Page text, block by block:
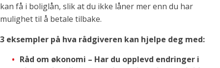
kan få i boliglån, slik at du ikke låner mer enn du har
mulighet til å betale tilbake.
3 eksempler på hva rådgiveren kan hjelpe deg med:
Råd om økonomi – Har du opplevd endringer i